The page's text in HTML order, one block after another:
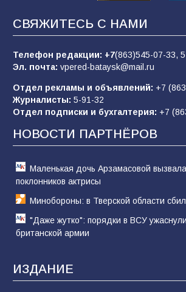
Батайчане вышли в финал
конкурса «Большая перемена»
62 04.08.2026
Командовал боем до
61 05.08.2026
СВЯЖИТЕСЬ С НАМИ
Телефон редакции: +7(863)545-07-33,
Эл. почта: vpered-bataysk@mail.ru
Отдел рекламы и объявлений: +7
Журналисты: 5-91-32
Отдел подписки и бухгалтерия: +7
НОВОСТИ ПАРТНЁРОВ
Маленькая дочь Арзамасовой
поклонников актрисы
Минобороны: в Тверской области
"Даже жутко": порядки в ВСУ
британской армии
ИЗДАНИЕ